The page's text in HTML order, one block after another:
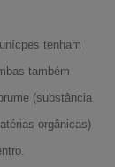
tenham
também
(substância
orgânicas)